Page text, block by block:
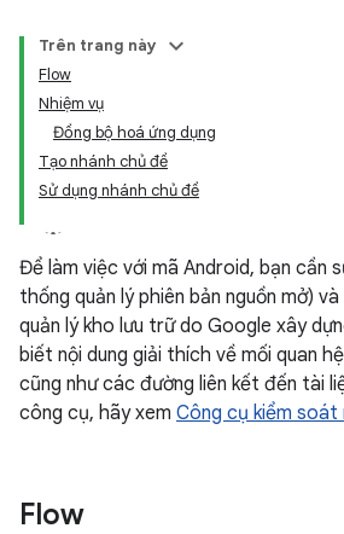
Trên trang này
Flow
Nhiệm vụ
Đồng bộ hoá ứng dụng
Tạo nhánh chủ đề
Sử dụng nhánh chủ đề
Để làm việc với mã Android, bạn cần
thống quản lý phiên bản nguồn mở) và
quản lý kho lưu trữ do Google xây
biết nội dung giải thích về mối quan
cũng như các đường liên kết đến tài
công cụ, hãy xem Công cụ kiểm soát
Flow